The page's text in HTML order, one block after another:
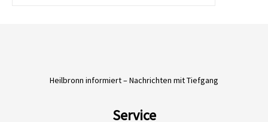
Heilbronn informiert – Nachrichten mit Tiefgang
Service